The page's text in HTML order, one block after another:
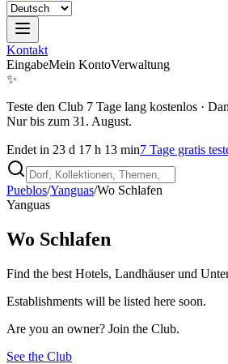
Kontakt
EingabeMein KontoVerwaltung
✨
Teste den Club 7 Tage lang kostenlos ·
Nur bis zum 31. August.
Endet in 23 d 17 h 13 min7 Tage gratis
Pueblos/Yanguas/Wo Schlafen
Yanguas
Wo Schlafen
Find the best Hotels, Landhäuser und
Establishments will be listed here soon.
Are you an owner? Join the Club.
See the Club